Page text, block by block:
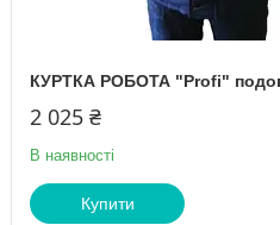
КУРТКА РОБОТА "Profi"
2 025 ₴
В наявності
Купити